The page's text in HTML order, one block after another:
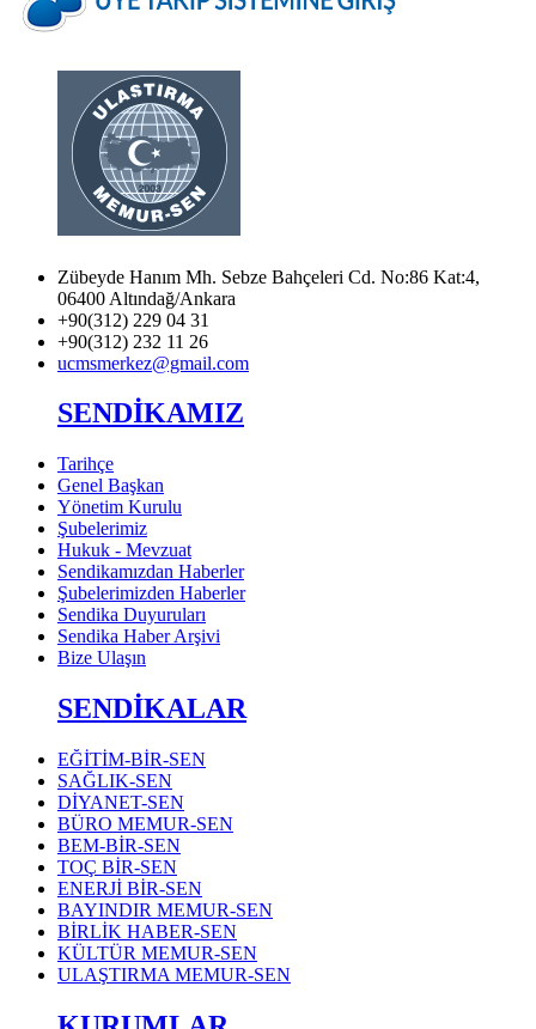
Zübeyde Hanım Mh. Sebze Bahçeleri Cd. No:86 Kat:4,
06400 Altındağ/Ankara
+90(312) 229 04 31
+90(312) 232 11 26
ucmsmerkez@gmail.com
SENDİKAMIZ
Tarihçe
Genel Başkan
Yönetim Kurulu
Şubelerimiz
Hukuk - Mevzuat
Sendikamızdan Haberler
Şubelerimizden Haberler
Sendika Duyuruları
Sendika Haber Arşivi
Bize Ulaşın
SENDİKALAR
EĞİTİM-BİR-SEN
SAĞLIK-SEN
DİYANET-SEN
BÜRO MEMUR-SEN
BEM-BİR-SEN
TOÇ BİR-SEN
ENERJİ BİR-SEN
BAYINDIR MEMUR-SEN
BİRLİK HABER-SEN
KÜLTÜR MEMUR-SEN
ULAŞTIRMA MEMUR-SEN